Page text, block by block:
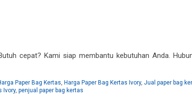
cepat? Kami siap membantu kebutuhan Anda.
Paper Bag Kertas, Harga Paper Bag Kertas Ivory,Jual paper bag
Ivory,penjual paper bag kertas